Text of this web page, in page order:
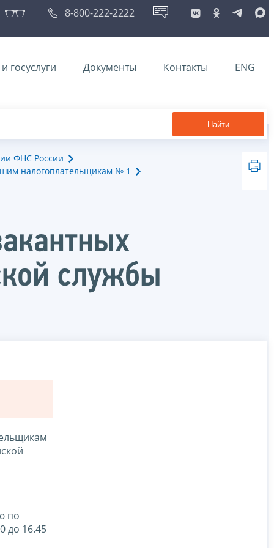
8-800-222-2222
госуслуги Документы Контакты ENG
Найти
ФНС России
налогоплательщикам № 1
службы
по
до 16.45